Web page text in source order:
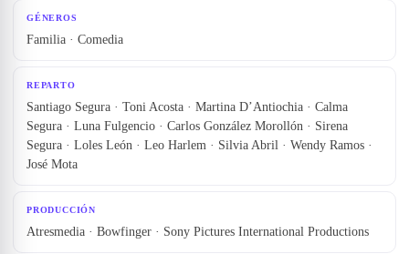
GÉNEROS
Familia · Comedia
REPARTO
Santiago Segura · Toni Acosta · Martina D’Antiochia · Calma
Segura · Luna Fulgencio · Carlos González Morollón · Sirena
Segura · Loles León · Leo Harlem · Silvia Abril · Wendy Ramos ·
José Mota
PRODUCCIÓN
Atresmedia · Bowfinger · Sony Pictures International Productions